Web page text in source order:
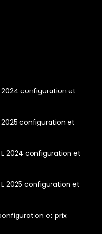
configuration et
configuration et
2024 configuration et
2025 configuration et
et prix